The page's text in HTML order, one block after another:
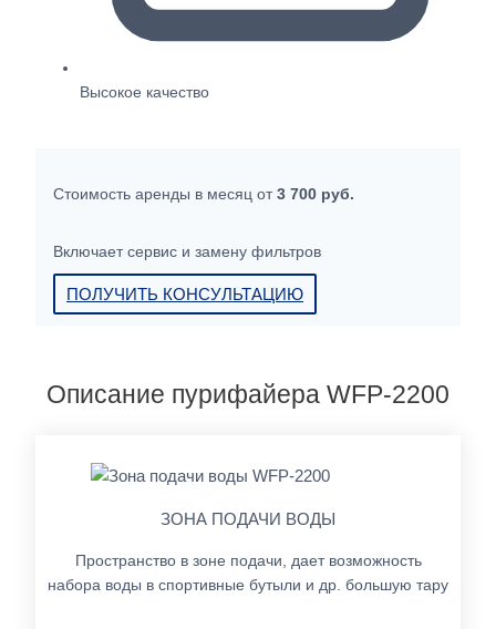
Высокое качество
Стоимость аренды в месяц от3 700 руб.
Включает cервис и замену фильтров
ПОЛУЧИТЬ КОНСУЛЬТАЦИЮ
Описание пурифайера WFP-2200
ЗОНА ПОДАЧИ ВОДЫ
Пространство в зоне подачи, дает возможность
набора воды в спортивные бутыли и др. большую тару